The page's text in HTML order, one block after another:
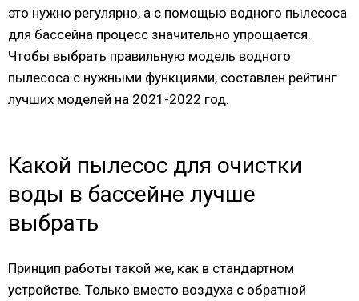
это нужно регулярно, а с помощью водного пылесоса
для бассейна процесс значительно упрощается.
Чтобы выбрать правильную модель водного
пылесоса с нужными функциями, составлен рейтинг
лучших моделей на 2021-2022 год.
Какой пылесос для очистки
воды в бассейне лучше
выбрать
Принцип работы такой же, как в стандартном
устройстве. Только вместо воздуха с обратной